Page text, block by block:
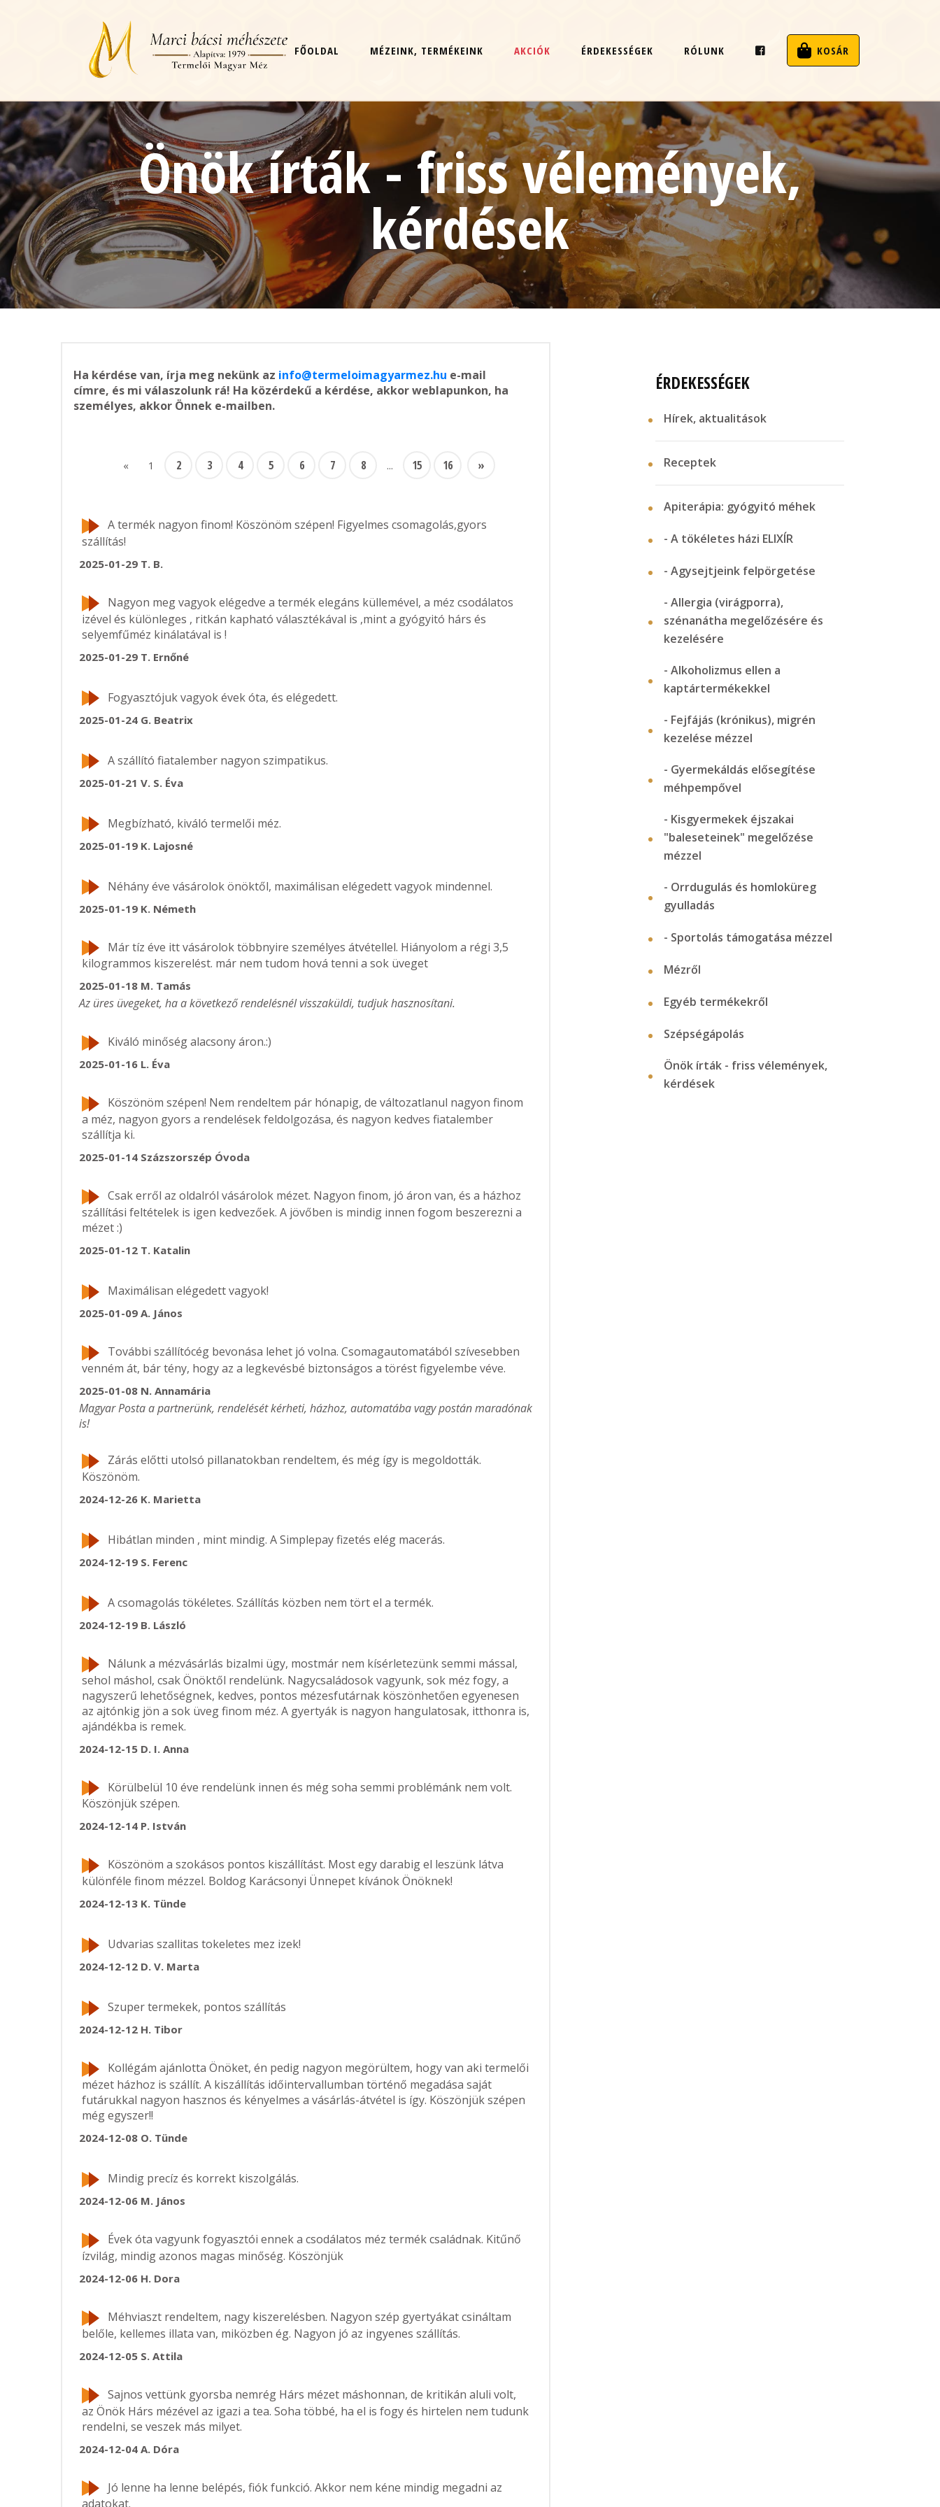
FŐOLDAL MÉZEINK, TERMÉKEINK AKCIÓK ÉRDEKESSÉGEK RÓLUNK KOSÁR
Önök írták - friss vélemények,
kérdések
Ha kérdése van, írja meg nekünk az info@termeloimagyarmez.hu e-mail
címre, és mi válaszolunk rá! Ha közérdekű a kérdése, akkor weblapunkon, ha
személyes, akkor Önnek e-mailben.
« 1 2 3 4 5 6 7 8 ... 15 16 »
A termék nagyon finom! Köszönöm szépen! Figyelmes csomagolás,gyors
szállítás!
2025-01-29 T. B.
Nagyon meg vagyok elégedve a termék elegáns küllemével, a méz csodálatos
izével és különleges , ritkán kapható választékával is ,mint a gyógyitó hárs és
selyemfűméz kinálatával is !
2025-01-29 T. Ernőné
Fogyasztójuk vagyok évek óta, és elégedett.
2025-01-24 G. Beatrix
A szállító fiatalember nagyon szimpatikus.
2025-01-21 V. S. Éva
Megbízható, kiváló termelői méz.
2025-01-19 K. Lajosné
Néhány éve vásárolok önöktől, maximálisan elégedett vagyok mindennel.
2025-01-19 K. Németh
Már tíz éve itt vásárolok többnyire személyes átvétellel. Hiányolom a régi 3,5
kilogrammos kiszerelést. már nem tudom hová tenni a sok üveget
2025-01-18 M. Tamás
Az üres üvegeket, ha a következő rendelésnél visszaküldi, tudjuk hasznosítani.
Kiváló minőség alacsony áron.:)
2025-01-16 L. Éva
Köszönöm szépen! Nem rendeltem pár hónapig, de változatlanul nagyon finom
a méz, nagyon gyors a rendelések feldolgozása, és nagyon kedves fiatalember
szállítja ki.
2025-01-14 Százszorszép Óvoda
Csak erről az oldalról vásárolok mézet. Nagyon finom, jó áron van, és a házhoz
szállítási feltételek is igen kedvezőek. A jövőben is mindig innen fogom beszerezni a
mézet :)
2025-01-12 T. Katalin
Maximálisan elégedett vagyok!
2025-01-09 A. János
További szállítócég bevonása lehet jó volna. Csomagautomatából szívesebben
venném át, bár tény, hogy az a legkevésbé biztonságos a törést figyelembe véve.
2025-01-08 N. Annamária
Magyar Posta a partnerünk, rendelését kérheti, házhoz, automatába vagy postán maradónak
is!
Zárás előtti utolsó pillanatokban rendeltem, és még így is megoldották.
Köszönöm.
2024-12-26 K. Marietta
Hibátlan minden , mint mindig. A Simplepay fizetés elég macerás.
2024-12-19 S. Ferenc
A csomagolás tökéletes. Szállítás közben nem tört el a termék.
2024-12-19 B. László
Nálunk a mézvásárlás bizalmi ügy, mostmár nem kísérletezünk semmi mással,
sehol máshol, csak Önöktől rendelünk. Nagycsaládosok vagyunk, sok méz fogy, a
nagyszerű lehetőségnek, kedves, pontos mézesfutárnak köszönhetően egyenesen
az ajtónkig jön a sok üveg finom méz. A gyertyák is nagyon hangulatosak, itthonra is,
ajándékba is remek.
2024-12-15 D. I. Anna
Körülbelül 10 éve rendelünk innen és még soha semmi problémánk nem volt.
Köszönjük szépen.
2024-12-14 P. István
Köszönöm a szokásos pontos kiszállítást. Most egy darabig el leszünk látva
különféle finom mézzel. Boldog Karácsonyi Ünnepet kívánok Önöknek!
2024-12-13 K. Tünde
Udvarias szallitas tokeletes mez izek!
2024-12-12 D. V. Marta
Szuper termekek, pontos szállítás
2024-12-12 H. Tibor
Kollégám ajánlotta Önöket, én pedig nagyon megörültem, hogy van aki termelői
mézet házhoz is szállít. A kiszállítás időintervallumban történő megadása saját
futárukkal nagyon hasznos és kényelmes a vásárlás-átvétel is így. Köszönjük szépen
még egyszer!!
2024-12-08 O. Tünde
Mindig precíz és korrekt kiszolgálás.
2024-12-06 M. János
Évek óta vagyunk fogyasztói ennek a csodálatos méz termék családnak. Kitűnő
ízvilág, mindig azonos magas minőség. Köszönjük
2024-12-06 H. Dora
Méhviaszt rendeltem, nagy kiszerelésben. Nagyon szép gyertyákat csináltam
belőle, kellemes illata van, miközben ég. Nagyon jó az ingyenes szállítás.
2024-12-05 S. Attila
Sajnos vettünk gyorsba nemrég Hárs mézet máshonnan, de kritikán aluli volt,
az Önök Hárs mézével az igazi a tea. Soha többé, ha el is fogy és hirtelen nem tudunk
rendelni, se veszek más milyet.
2024-12-04 A. Dóra
Jó lenne ha lenne belépés, fiók funkció. Akkor nem kéne mindig megadni az
adatokat.
ÉRDEKESSÉGEK
Hírek, aktualitások
Receptek
Apiterápia: gyógyitó méhek
- A tökéletes házi ELIXÍR
- Agysejtjeink felpörgetése
- Allergia (virágporra),
szénanátha megelőzésére és
kezelésére
- Alkoholizmus ellen a
kaptártermékekkel
- Fejfájás (krónikus), migrén
kezelése mézzel
- Gyermekáldás elősegítése
méhpempővel
- Kisgyermekek éjszakai
"baleseteinek" megelőzése
mézzel
- Orrdugulás és homloküreg
gyulladás
- Sportolás támogatása mézzel
Mézről
Egyéb termékekről
Szépségápolás
Önök írták - friss vélemények,
kérdések